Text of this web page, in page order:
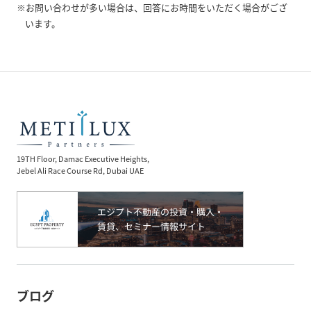
※お問い合わせが多い場合は、回答にお時間をいただく場合がござ
います。
19TH Floor, Damac Executive Heights,
Jebel Ali Race Course Rd, Dubai UAE
ブログ